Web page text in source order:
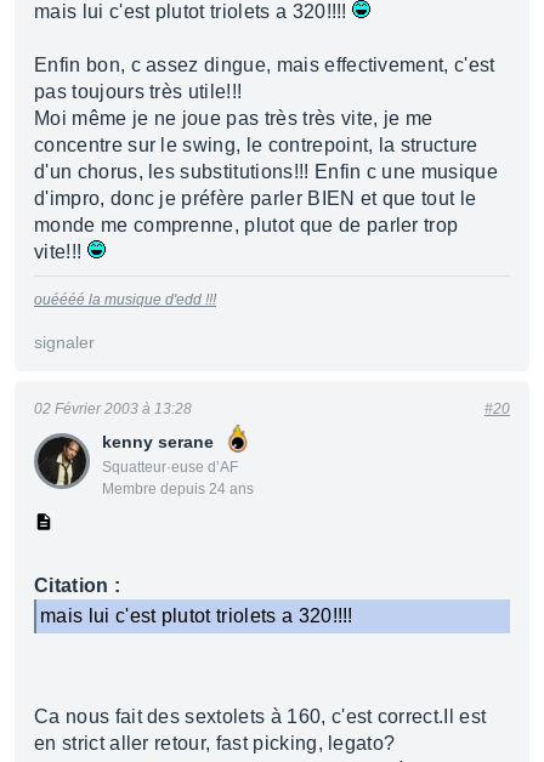
mais lui c'est plutot triolets a 320!!!!
Enfin bon, c assez dingue, mais effectivement, c'est
pas toujours très utile!!!
Moi même je ne joue pas très très vite, je me
concentre sur le swing, le contrepoint, la structure
d'un chorus, les substitutions!!! Enfin c une musique
d'impro, donc je préfère parler BIEN et que tout le
monde me comprenne, plutot que de parler trop
vite!!!
ouéééé la musique d'edd !!!
signaler
kenny serane
Squatteur·euse d’AF
Membre depuis 24 ans
02 Février 2003 à 13:28 #20
Citation :
mais lui c'est plutot triolets a 320!!!!
Ca nous fait des sextolets à 160, c'est correct.Il est
en strict aller retour, fast picking, legato?